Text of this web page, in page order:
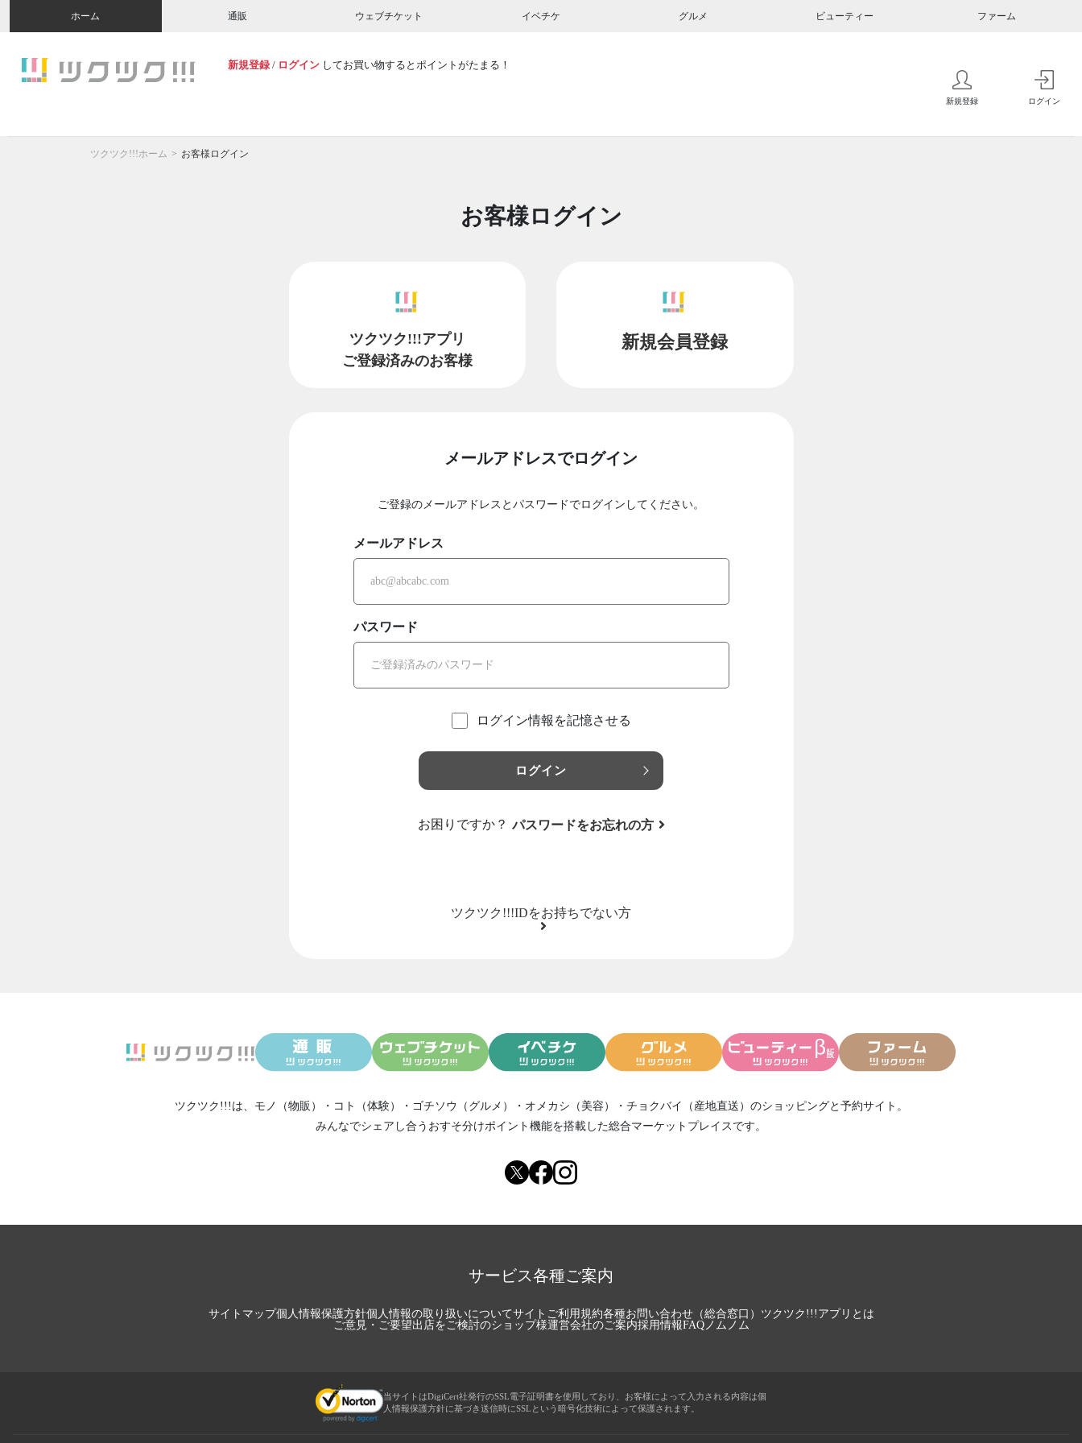
ホーム 通販 ウェブチケット イベチケ グルメ ビューティー ファーム
新規登録 / ログイン してお買い物するとポイントがたまる！
新規登録 ログイン
ツクツク!!!ホーム お客様ログイン
お客様ログイン
ツクツク!!!アプリ
ご登録済みのお客様
新規会員登録
メールアドレスでログイン
ご登録のメールアドレスとパスワードでログインしてください。
メールアドレス
パスワード
ログイン情報を記憶させる
ログイン
お困りですか？ パスワードをお忘れの方
ツクツク!!!IDをお持ちでない方
ツクツク!!!は、 モノ（物販） ・ コト（体験） ・ ゴチソウ（グルメ） ・ オメカシ（美容） ・ チョクバイ（産地直送） のショッピングと予約サイト。
みんなでシェアし合う おすそ分けポイント機能を搭載した総合マーケットプレイスです。
サービス各種ご案内
サイトマップ個人情報保護方針個人情報の取り扱いについてサイトご利用規約各種お問い合わせ（総合窓口） ツクツク!!!アプリとは
ご意見・ご要望出店をご検討のショップ様運営会社のご案内採用情報FAQノムノム
当サイトはDigiCert社発行のSSL電子証明書を使用しており、お客様によって入力される内容は個
人情報保護方針に基づき送信時にSSLという暗号化技術によって保護されます。